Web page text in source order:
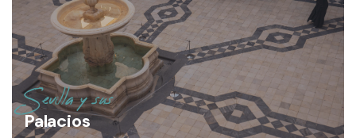
Sevilla y sus
Palacios